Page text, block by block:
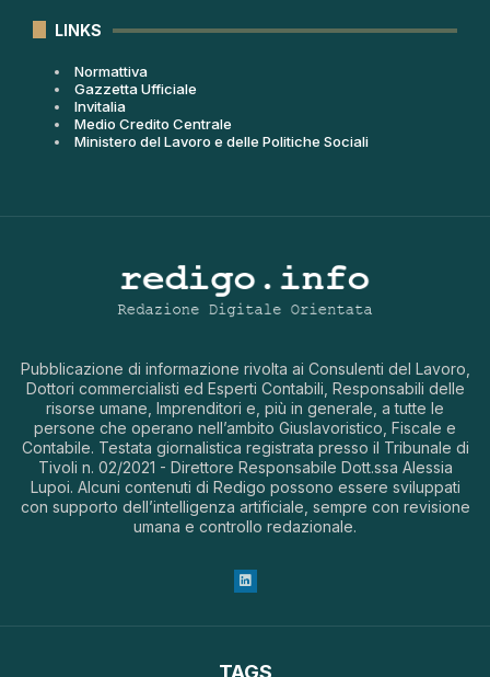
LINKS
Normattiva
Gazzetta Ufficiale
Invitalia
Medio Credito Centrale
Ministero del Lavoro e delle Politiche Sociali
Pubblicazione di informazione rivolta ai Consulenti del Lavoro,
Dottori commercialisti ed Esperti Contabili, Responsabili delle
risorse umane, Imprenditori e, più in generale, a tutte le
persone che operano nell’ambito Giuslavoristico, Fiscale e
Contabile. Testata giornalistica registrata presso il Tribunale di
Tivoli n. 02/2021 - Direttore Responsabile Dott.ssa Alessia
Lupoi. Alcuni contenuti di Redigo possono essere sviluppati
con supporto dell’intelligenza artificiale, sempre con revisione
umana e controllo redazionale.
TAGS